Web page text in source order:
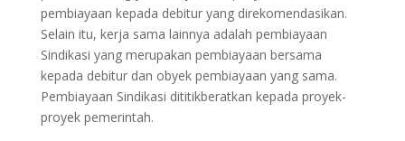
pembiayaan kepada debitur yang direkomendasikan.
Selain itu, kerja sama lainnya adalah pembiayaan
Sindikasi yang merupakan pembiayaan bersama
kepada debitur dan obyek pembiayaan yang sama.
Pembiayaan Sindikasi dititikberatkan kepada proyek-
proyek pemerintah.